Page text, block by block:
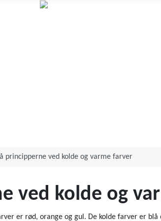
principperne ved kolde og varme farver
ved kolde og
er rød, orange og gul. De kolde farver er blå